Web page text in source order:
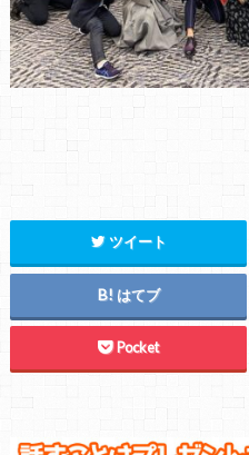
ツイート
はてブ
Pocket